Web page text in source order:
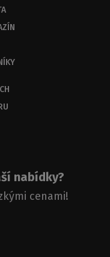
nabídky?
cenami!